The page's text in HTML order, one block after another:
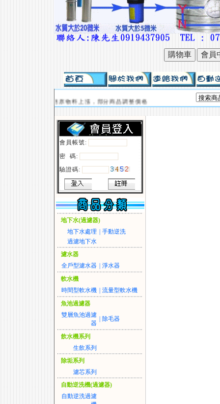
購物車 會員
因應原物料上漲，部分商品調整價格
會員帳號:
密 碼:
驗證碼:
地下水(過濾器)
地下水處理 | 手動逆洗
過濾地下水
濾水器
全戶型濾水器 | 淨水器
軟水機
時間型軟水機 | 流量型軟水機
魚池過濾器
雙層魚池過濾
器
| 除毛器
飲水機系列
生飲系列
除垢系列
濾芯系列
自動逆洗機(過濾器)
自動逆洗過濾